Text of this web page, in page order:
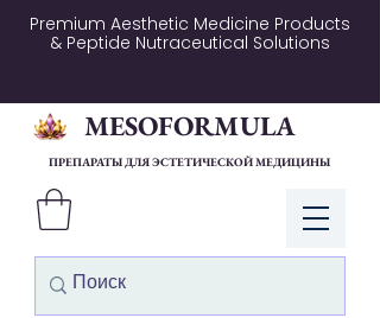
Premium Aesthetic Medicine Products
& Peptide Nutraceutical Solutions
Войти
MESOFORMULA
ПРЕПАРАТЫ ДЛЯ ЭСТЕТИЧЕСКОЙ МЕДИЦИНЫ